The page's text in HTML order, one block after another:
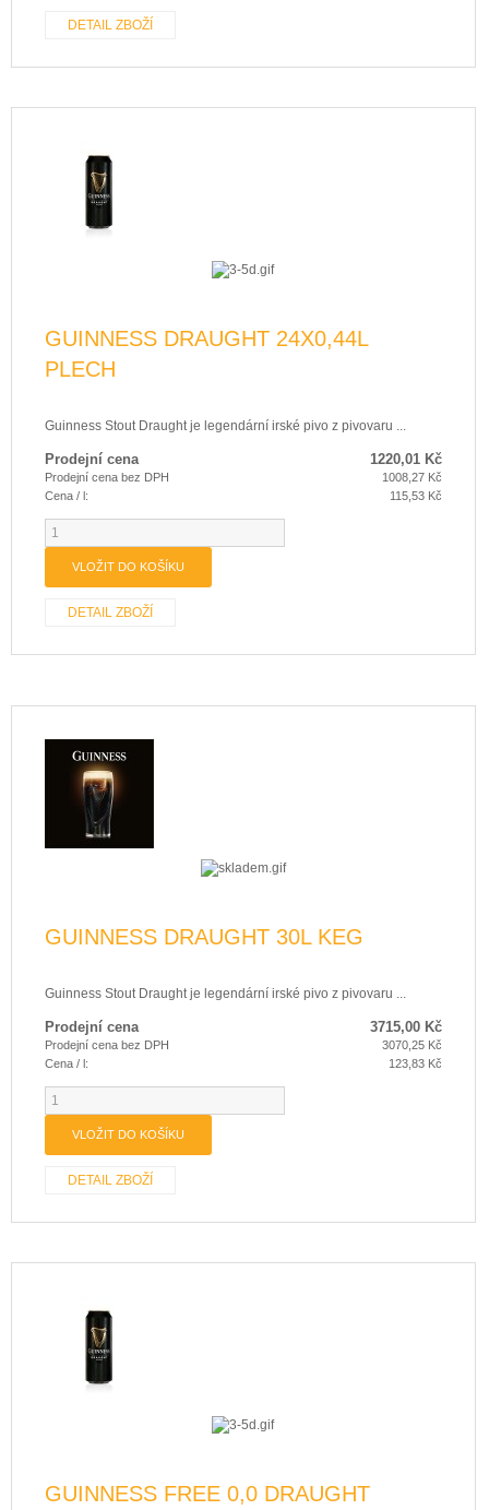
DETAIL ZBOŽÍ
GUINNESS DRAUGHT 24X0,44L
PLECH
Guinness Stout Draught je legendární irské pivo z pivovaru ...
Prodejní cena 1220,01 Kč
Prodejní cena bez DPH
1008,27 Kč
Cena / l:
115,53 Kč
DETAIL ZBOŽÍ
GUINNESS DRAUGHT 30L KEG
Guinness Stout Draught je legendární irské pivo z pivovaru ...
Prodejní cena 3715,00 Kč
Prodejní cena bez DPH
3070,25 Kč
Cena / l:
123,83 Kč
DETAIL ZBOŽÍ
GUINNESS FREE 0,0 DRAUGHT